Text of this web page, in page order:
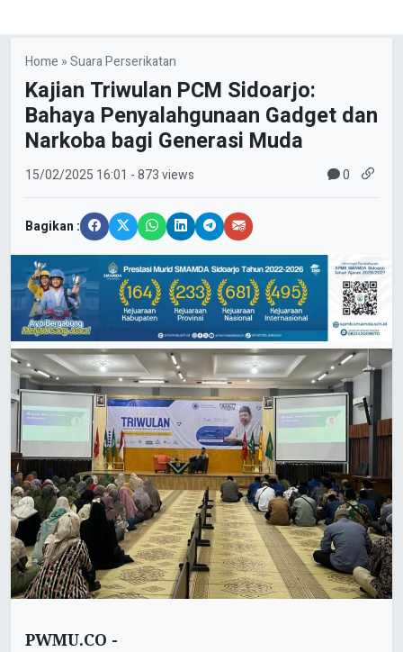
Home »Suara Perserikatan
Kajian Triwulan PCM Sidoarjo:
Bahaya Penyalahgunaan Gadget dan
Narkoba bagi Generasi Muda
15/02/2025 16:01 - 873 views 0
Bagikan :
PWMU.CO -